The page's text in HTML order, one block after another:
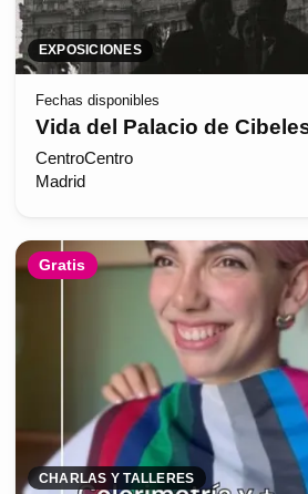
EXPOSICIONES
Fechas disponibles
Vida del Palacio de
CentroCentro
Madrid
Gratis
CHARLAS Y TALLERES